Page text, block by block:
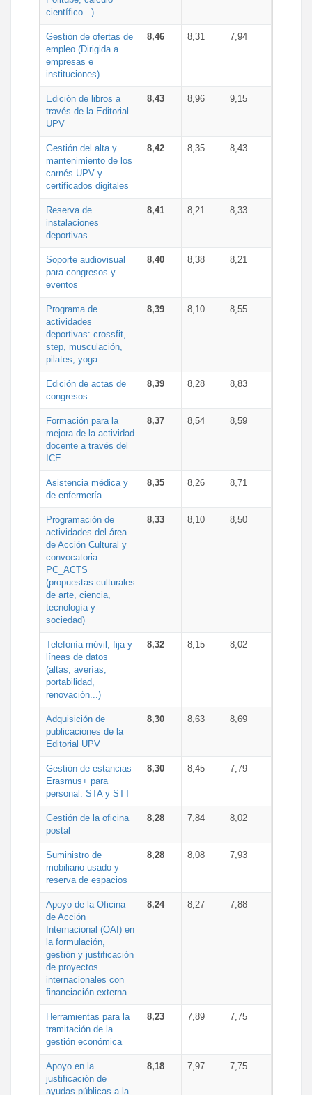
científico...)
Gestión de ofertas de
empleo (Dirigida a
empresas e
instituciones)
8,46 8,31 7,94
Edición de libros a
través de la Editorial
UPV
8,43 8,96 9,15
Gestión del alta y
mantenimiento de los
carnés UPV y
certificados digitales
8,42 8,35 8,43
Reserva de
instalaciones
deportivas
8,41 8,21 8,33
Soporte audiovisual
para congresos y
eventos
8,40 8,38 8,21
Programa de
actividades
deportivas: crossfit,
step, musculación,
pilates, yoga...
8,39 8,10 8,55
Edición de actas de
congresos
8,39 8,28 8,83
Formación para la
mejora de la actividad
docente a través del
ICE
8,37 8,54 8,59
Asistencia médica y
de enfermería
8,35 8,26 8,71
Programación de
actividades del área
de Acción Cultural y
convocatoria
PC_ACTS
(propuestas culturales
de arte, ciencia,
tecnología y
sociedad)
8,33 8,10 8,50
Telefonía móvil, fija y
líneas de datos
(altas, averías,
portabilidad,
renovación...)
8,32 8,15 8,02
Adquisición de
publicaciones de la
Editorial UPV
8,30 8,63 8,69
Gestión de estancias
Erasmus+ para
personal: STA y STT
8,30 8,45 7,79
Gestión de la oficina
postal
8,28 7,84 8,02
Suministro de
mobiliario usado y
reserva de espacios
8,28 8,08 7,93
Apoyo de la Oficina
de Acción
Internacional (OAI) en
la formulación,
gestión y justificación
de proyectos
internacionales con
financiación externa
8,24 8,27 7,88
Herramientas para la
tramitación de la
gestión económica
8,23 7,89 7,75
Apoyo en la
justificación de
ayudas públicas a la
8,18 7,97 7,75